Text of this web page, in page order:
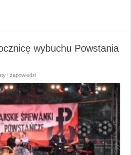
wybuchu Powstania
i zapowiedzi